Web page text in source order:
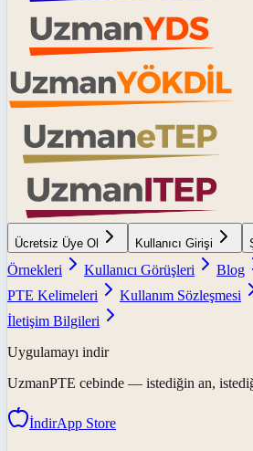
Ücretsiz Üye Ol Kullanıcı Girişi
Örnekleri
Kullanıcı Görüşleri Blog
PTE Kelimeleri
Kullanım Sözleşmesi
İletişim Bilgileri
Uygulamayı indir
UzmanPTE cebinde — istediğin an,
İndirApp Store